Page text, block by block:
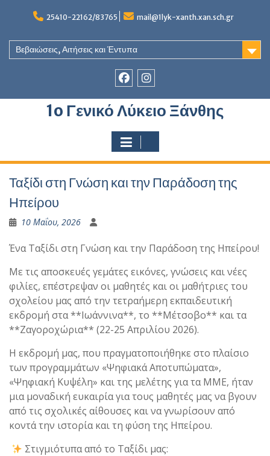
25410-22162/83765 mail@1lyk-xanth.xan.sch.gr
Βεβαιώσεις, Αιτήσεις και Έντυπα
του
του
1o Γενικό Λύκειο Ξάνθης
Ταξίδι στη Γνώση και την Παράδοση της
Ηπείρου
10 Μαΐου, 2026
Ένα Ταξίδι στη Γνώση και την Παράδοση της Ηπείρου!
Με τις αποσκευές γεμάτες εικόνες, γνώσεις και νέες
φιλίες, επέστρεψαν οι μαθητές και οι μαθήτριες του
σχολείου μας από την τετραήμερη εκπαιδευτική
εκδρομή στα **Ιωάννινα**, το **Μέτσοβο** και τα
**Ζαγοροχώρια** (22-25 Απριλίου 2026).
Η εκδρομή μας, που πραγματοποιήθηκε στο πλαίσιο
των προγραμμάτων «Ψηφιακά Αποτυπώματα»,
«Ψηφιακή Κυψέλη» και της μελέτης για τα ΜΜΕ, ήταν
μια μοναδική ευκαιρία για τους μαθητές μας να βγουν
από τις σχολικές αίθουσες και να γνωρίσουν από
κοντά την ιστορία και τη φύση της Ηπείρου.
Στιγμιότυπα από το Ταξίδι μας: